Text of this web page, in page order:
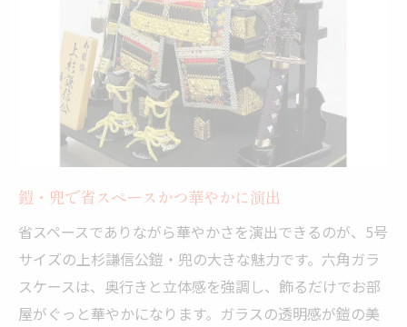
鎧・兜で省スペースかつ華やかに演出
省スペースでありながら華やかさを演出できるのが、5号
サイズの上杉謙信公鎧・兜の大きな魅力です。六角ガラ
スケースは、奥行きと立体感を強調し、飾るだけでお部
屋がぐっと華やかになります。ガラスの透明感が鎧の美